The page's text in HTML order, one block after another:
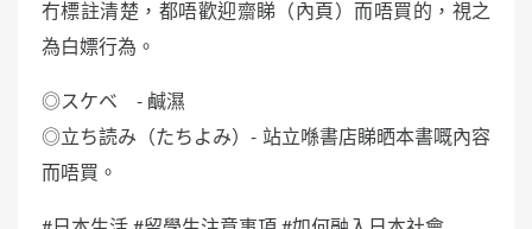
冇標註清楚，都唔歡迎齋睇（內頁）而唔買的，視之
為白嫖行為。
◎スケベ - 鹹濕
◎立ち読み（たちよみ）- 站立喺書店睇晒本書嘅內容
而唔買。